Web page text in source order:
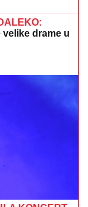
ovaj
Boginja
izlaska iz
(5), PA
u Baru